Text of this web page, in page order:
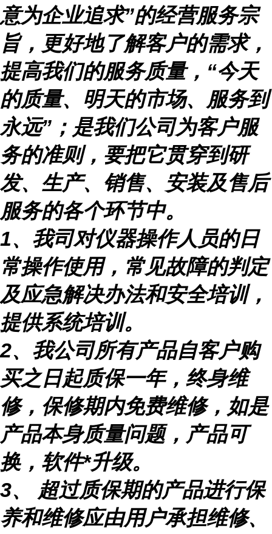
意为企业追求”的经营服务宗
旨，更好地了解客户的需求，
提高我们的服务质量， “今天
的质量、明天的市场、服务到
永远” ；是我们公司为客户服
务的准则，要把它贯穿到研
发、生产、销售、安装及售后
服务的各个环节中。
1、我司对仪器操作人员的日
常操作使用，常见故障的判定
及应急解决办法和安全培训，
提供系统培训。
2、我公司所有产品自客户购
买之日起质保一年，终身维
修，保修期内免费维修，如是
产品本身质量问题，产品可
换，软件*升级。
3、
超过质保期的产品进行保
养和维修应由用户承担维修、